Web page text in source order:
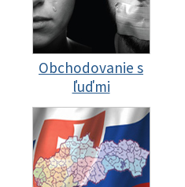
Obchodovanie s
ľuďmi